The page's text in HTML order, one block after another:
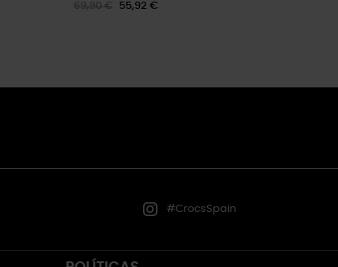
69,90 € 55,92 €
#CrocsSpain